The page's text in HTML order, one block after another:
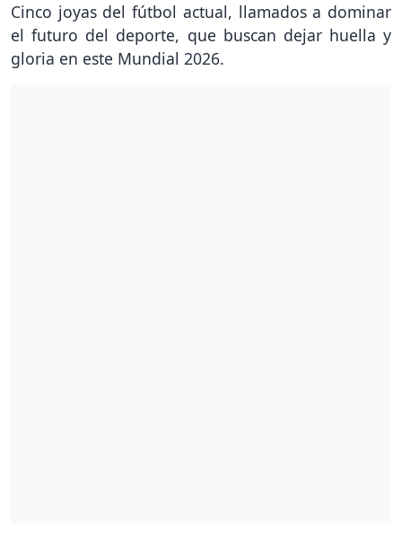
Cinco joyas del fútbol actual, llamados a dominar
el futuro del deporte, que buscan dejar huella y
gloria en este Mundial 2026.